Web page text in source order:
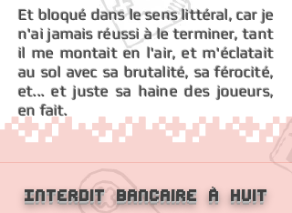
Et bloqué dans le sens littéral, car je
n'ai jamais réussi à le terminer, tant
il me montait en l'air, et m'éclatait
au sol avec sa brutalité, sa férocité,
et... et juste sa haine des joueurs,
en fait.
Interdit bancaire à huit